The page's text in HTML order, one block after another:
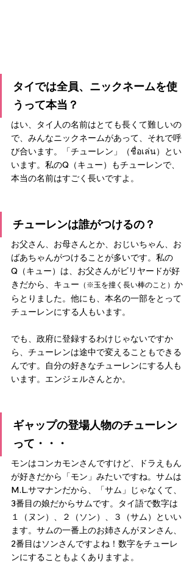
タイでは全員、ニックネームを使
うって本当？
はい、タイ人の名前はとても長くて難しいの
で、みんなニックネームがあって、それで呼
び合います。「チューレン」（ชื่อเล่น）とい
います。私のQ（キュー）もチューレンで、
本当の名前はすごく長いですよ。
チューレンは誰がつけるの？
お父さん、お母さんとか、おじいちゃん、お
ばあちゃんがつけることが多いです。私の
Q（キュー）は、お父さんがビリヤードが好
きだから、キュー （※玉を撞く長い棒のこと） か
らとりました。他にも、本名の一部をとって
チューレンにする人もいます。
でも、政府に登録するわけじゃないですか
ら、チューレンは途中で変えることもできる
んです。自分の好きなチューレンにする人も
います。エンジェルさんとか。
ギャップの登場人物のチューレン
って・・・
モンはコンカモンさんですけど、ドラえもん
が好きだから「モン」みたいですね。サムは
M.L.サマナンだから、「サム」じゃなくて、
3番目の娘だからサムです。タイ語で数字は
１（ヌン）、２（ソン）、３（サム）といい
ます。サムの一番上のお姉さんがヌンさん、
2番目はソンさんですよね！数字をチューレ
ンにすることもよくありますよ。